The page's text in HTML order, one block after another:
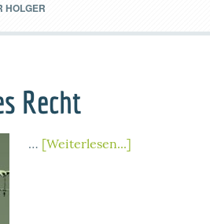
HOLGER
Recht
… [Weiterlesen...]